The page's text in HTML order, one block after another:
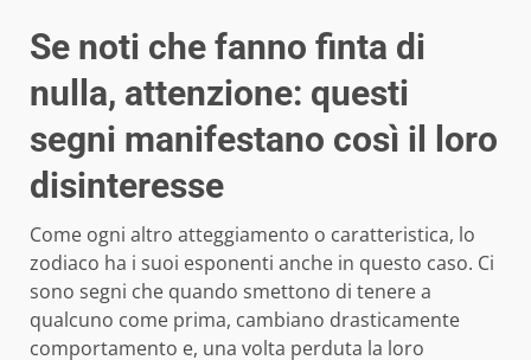
Se noti che fanno finta di
nulla, attenzione: questi
segni manifestano così il loro
disinteresse
Come ogni altro atteggiamento o caratteristica, lo
zodiaco ha i suoi esponenti anche in questo caso. Ci
sono segni che quando smettono di tenere a
qualcuno come prima, cambiano drasticamente
comportamento e, una volta perduta la loro